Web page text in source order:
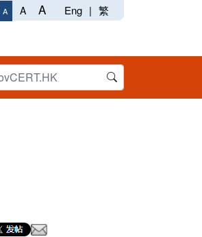
A A A Eng | 繁